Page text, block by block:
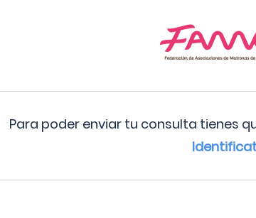
Para poder enviar tu consulta tienes